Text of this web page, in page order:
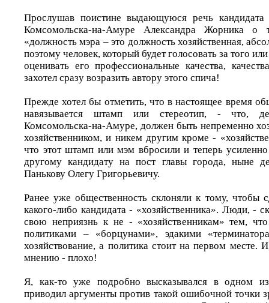
Прослушав поистине выдающуюся речь кандидата
Комсомольска-на-Амуре Александра Жорника
«должность мэра – это должность хозяйственная,
поэтому человек, который будет голосовать за того
оценивать его профессиональные качества,
захотел сразу возразить автору этого спича!
Прежде хотел бы отметить, что в настоящее время
навязывается штамп или стереотип, - что,
Комсомольска-на-Амуре, должен быть непременно
хозяйственником, и никем другим кроме -
что этот штамп или мэм вбросили и теперь
другому кандидату на пост главы города, ныне
Панькову Олегу Григорьевичу.
Ранее уже общественность склоняли к тому, чтобы
какого-либо кандидата - «хозяйственника». Люди, -
свою неприязнь к не - «хозяйственникам» тем,
политиками – «борцунами», эдакими
хозяйствование, а политика стоит на первом месте.
мнению - плохо!
Я, как-то уже подробно высказывался в одном
приводил аргументы против такой ошибочной точки